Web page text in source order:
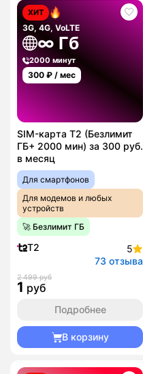
ХИТ
3G, 4G, VoLTE
∞ Гб
2000 минут
300 ₽ / мес
SIM-карта T2 (Безлимит
ГБ+ 2000 мин) за 300 руб.
в месяц
Для смартфонов
Для модемов и любых
устройств
🚀 Безлимит ГБ
T2
5
73 отзыва
2 499 руб
1 руб
Подробнее
В корзину